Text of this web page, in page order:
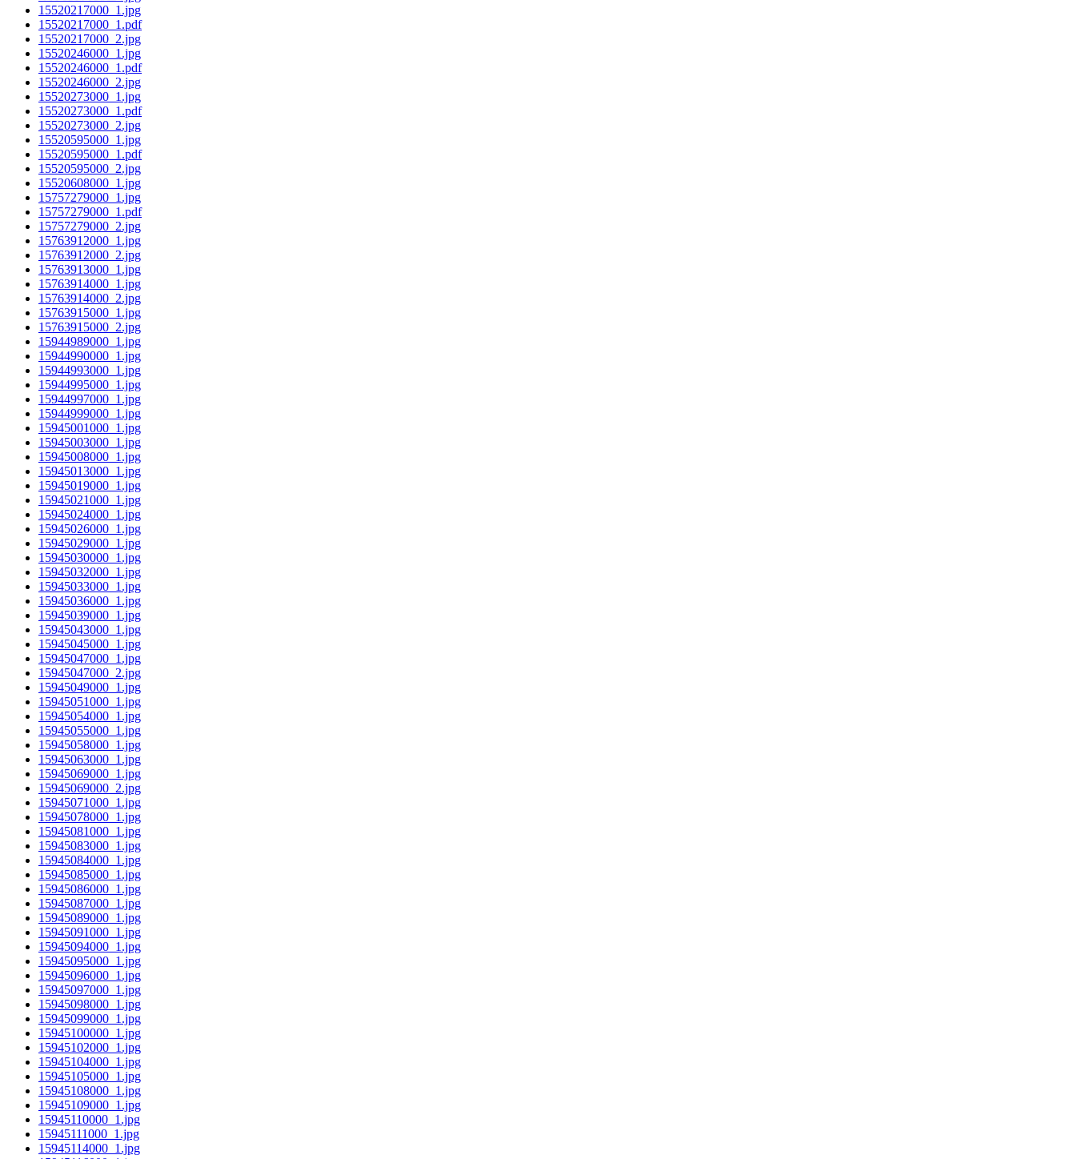
15520217000_1.jpg
15520217000_1.pdf
15520217000_2.jpg
15520246000_1.jpg
15520246000_1.pdf
15520246000_2.jpg
15520273000_1.jpg
15520273000_1.pdf
15520273000_2.jpg
15520595000_1.jpg
15520595000_1.pdf
15520595000_2.jpg
15520608000_1.jpg
15757279000_1.jpg
15757279000_1.pdf
15757279000_2.jpg
15763912000_1.jpg
15763912000_2.jpg
15763913000_1.jpg
15763914000_1.jpg
15763914000_2.jpg
15763915000_1.jpg
15763915000_2.jpg
15944989000_1.jpg
15944990000_1.jpg
15944993000_1.jpg
15944995000_1.jpg
15944997000_1.jpg
15944999000_1.jpg
15945001000_1.jpg
15945003000_1.jpg
15945008000_1.jpg
15945013000_1.jpg
15945019000_1.jpg
15945021000_1.jpg
15945024000_1.jpg
15945026000_1.jpg
15945029000_1.jpg
15945030000_1.jpg
15945032000_1.jpg
15945033000_1.jpg
15945036000_1.jpg
15945039000_1.jpg
15945043000_1.jpg
15945045000_1.jpg
15945047000_1.jpg
15945047000_2.jpg
15945049000_1.jpg
15945051000_1.jpg
15945054000_1.jpg
15945055000_1.jpg
15945058000_1.jpg
15945063000_1.jpg
15945069000_1.jpg
15945069000_2.jpg
15945071000_1.jpg
15945078000_1.jpg
15945081000_1.jpg
15945083000_1.jpg
15945084000_1.jpg
15945085000_1.jpg
15945086000_1.jpg
15945087000_1.jpg
15945089000_1.jpg
15945091000_1.jpg
15945094000_1.jpg
15945095000_1.jpg
15945096000_1.jpg
15945097000_1.jpg
15945098000_1.jpg
15945099000_1.jpg
15945100000_1.jpg
15945102000_1.jpg
15945104000_1.jpg
15945105000_1.jpg
15945108000_1.jpg
15945109000_1.jpg
15945110000_1.jpg
15945111000_1.jpg
15945114000_1.jpg